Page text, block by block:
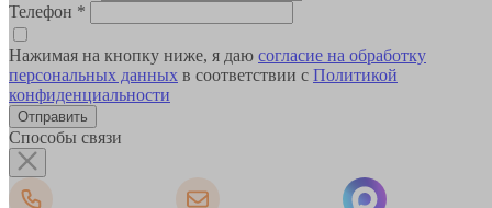
Телефон *
Нажимая на кнопку ниже, я даю согласие на обработку
персональных данных в соответствии с Политикой
конфиденциальности
Способы связи